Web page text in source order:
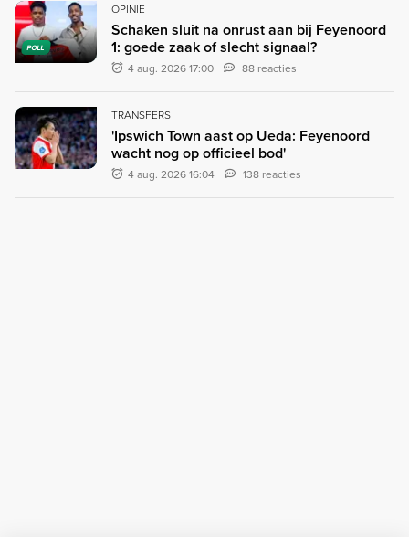
POLL
OPINIE
Schaken sluit na onrust aan bij Feyenoord
1: goede zaak of slecht signaal?
4 aug. 2026 17:00 88 reacties
TRANSFERS
'Ipswich Town aast op Ueda: Feyenoord
wacht nog op officieel bod'
4 aug. 2026 16:04 138 reacties